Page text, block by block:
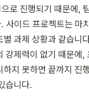
로 진행되기 때문에,
사이드 프로젝트는 마
별 과제 상황과 같습니
강제력이 없기 때문에,
하지 못하면 끝까지 진
습니다.